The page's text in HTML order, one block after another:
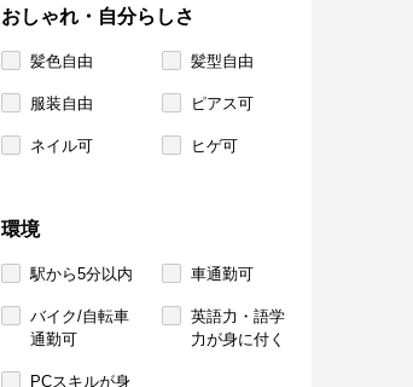
おしゃれ・自分らしさ
髪色自由 髪型自由
服装自由 ピアス可
ネイル可 ヒゲ可
環境
駅から5分以内 車通勤可
バイク/自転車
通勤可
英語力・語学
力が身に付く
PCスキルが身